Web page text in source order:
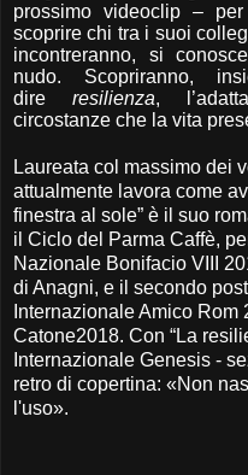
prossimo videoclip –
scoprire chi tra i suoi
incontreranno, si
nudo. Scopriranno,
direresilienza,
circostanze che la vita
Laureata col massimo dei
attualmente lavora come
finestra al sole” è il suo
il Ciclo del Parma Caffè,
Nazionale Bonifacio VIII
di Anagni, e il secondo
Internazionale Amico
Catone2018. Con “La
Internazionale Genesis -
retro di copertina: «Non
l'uso».